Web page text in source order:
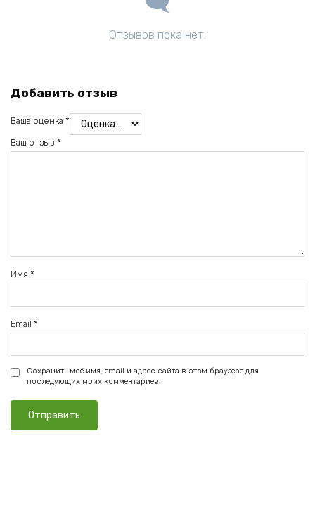
Отзывов пока нет.
Добавить отзыв
Ваша оценка *
Ваш отзыв *
Имя *
Email *
Сохранить моё имя, email и адрес сайта в этом браузере для
последующих моих комментариев.